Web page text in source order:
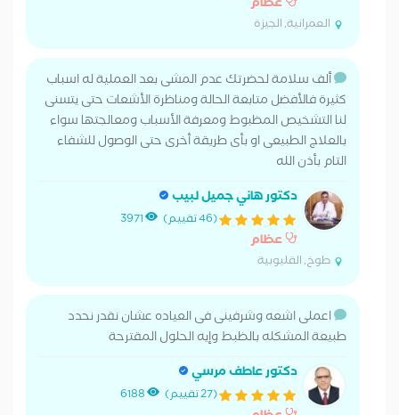
عظام
العمرانية, الجيزة
ألف سلامة لحضرتك عدم المشى بعد العملية له اسباب
كثيرة فالأفضل متابعة الحالة ومناظرة الأشعات حتى يتسنى
لنا التشخيص المظبوط ومعرفة الأسباب ومعالجتها سواء
بالعلاج الطبيعى او بأى طريقة أخرى حتى الوصول للشفاء
التام بأذن الله
دكتور هاني جميل لبيب
(46 تقييم) 3971
عظام
طوخ, القليوبية
اعملى اشعه وشرفينى فى العياده عشان نقدر نحدد
طبيعة المشكله بالظبط وإيه الحلول المقترحة
دكتور عاطف مرسي
(27 تقييم) 6188